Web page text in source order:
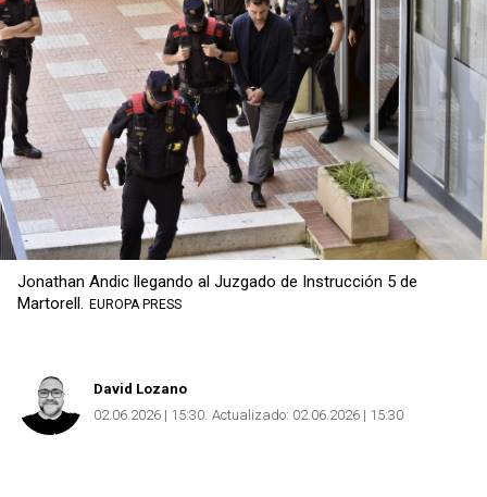
Copiar
Jonathan Andic llegando al Juzgado de Instrucción 5 de
Martorell. EUROPA PRESS
David Lozano
02.06.2026 | 15:30 Actualizado: 02.06.2026 | 15:30